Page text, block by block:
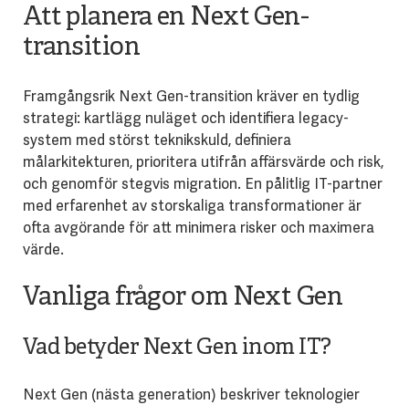
Att planera en Next Gen-
transition
Framgångsrik Next Gen-transition kräver en tydlig
strategi: kartlägg nuläget och identifiera legacy-
system med störst teknikskuld, definiera
målarkitekturen, prioritera utifrån affärsvärde och risk,
och genomför stegvis migration. En pålitlig IT-partner
med erfarenhet av storskaliga transformationer är
ofta avgörande för att minimera risker och maximera
värde.
Vanliga frågor om Next Gen
Vad betyder Next Gen inom IT?
Next Gen (nästa generation) beskriver teknologier